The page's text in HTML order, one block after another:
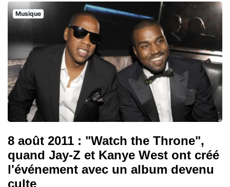
Musique
8 août 2011 : "Watch the Throne",
quand Jay-Z et Kanye West ont créé
l'événement avec un album devenu
culte